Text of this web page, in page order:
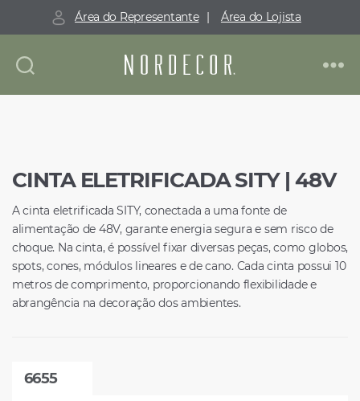
Área do Representante | Área do Lojista
Nordecor
CINTA ELETRIFICADA SITY | 48V
A cinta eletrificada SITY, conectada a uma fonte de
alimentação de 48V, garante energia segura e sem risco de
choque. Na cinta, é possível fixar diversas peças, como globos,
spots, cones, módulos lineares e de cano. Cada cinta possui 10
metros de comprimento, proporcionando flexibilidade e
abrangência na decoração dos ambientes.
6655